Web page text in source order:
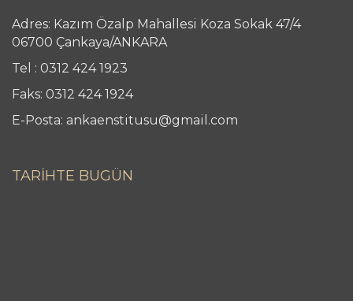
Adres: Kazım Özalp Mahallesi Koza Sokak 47/4
06700 Çankaya/ANKARA
Tel : 0312 424 1923
Faks: 0312 424 1924
E-Posta: ankaenstitusu@gmail.com
TARİHTE BUGÜN